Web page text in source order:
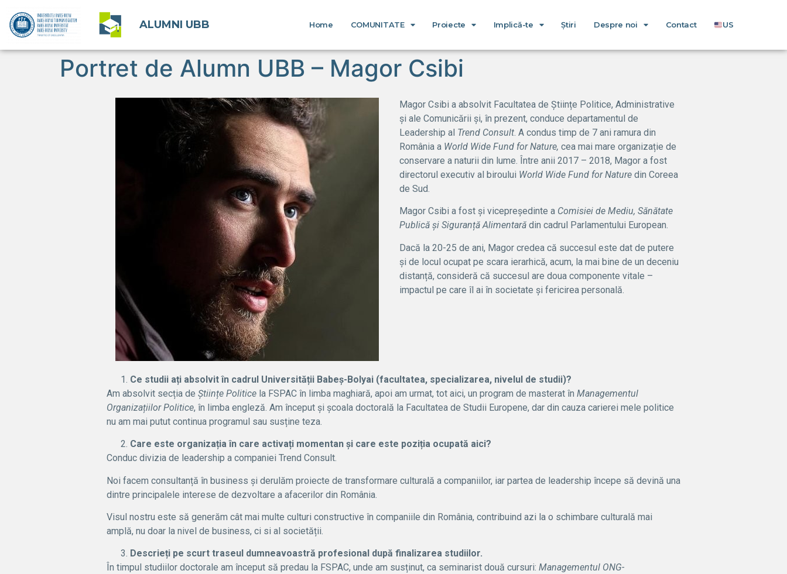
ALUMNI UBB Home COMUNITATE Proiecte Implică-te Știri Despre noi Contact US
Portret de Alumn UBB – Magor Csibi
Magor Csibi a absolvit Facultatea de Științe Politice, Administrative
și ale Comunicării și, în prezent, conduce departamentul de
Leadership al Trend Consult. A condus timp de 7 ani ramura din
România a World Wide Fund for Nature, cea mai mare organizație de
conservare a naturii din lume. Între anii 2017 – 2018, Magor a fost
directorul executiv al biroului World Wide Fund for Nature din Coreea
de Sud.
Magor Csibi a fost și vicepreședinte a Comisiei de Mediu, Sănătate
Publică și Siguranță Alimentară din cadrul Parlamentului European.
Dacă la 20-25 de ani, Magor credea că succesul este dat de putere
și de locul ocupat pe scara ierarhică, acum, la mai bine de un deceniu
distanță, consideră că succesul are doua componente vitale –
impactul pe care îl ai în societate și fericirea personală.
Ce studii ați absolvit în cadrul Universității Babeș-Bolyai (facultatea, specializarea, nivelul de studii)?
Am absolvit secția de Științe Politice la FSPAC în limba maghiară, apoi am urmat, tot aici, un program de masterat în Managementul
Organizațiilor Politice, în limba engleză. Am început și școala doctorală la Facultatea de Studii Europene, dar din cauza carierei mele politice
nu am mai putut continua programul sau susține teza.
Care este organizația în care activați momentan și care este poziția ocupată aici?
Conduc divizia de leadership a companiei Trend Consult.
Noi facem consultanță în business și derulăm proiecte de transformare culturală a companiilor, iar partea de leadership începe să devină una
dintre principalele interese de dezvoltare a afacerilor din România.
Visul nostru este să generăm cât mai multe culturi constructive în companiile din România, contribuind azi la o schimbare culturală mai
amplă, nu doar la nivel de business, ci si al societății.
Descrieți pe scurt traseul dumneavoastră profesional după finalizarea studiilor.
În timpul studiilor doctorale am început să predau la FSPAC, unde am susținut, ca seminarist două cursuri: Managementul ONG-